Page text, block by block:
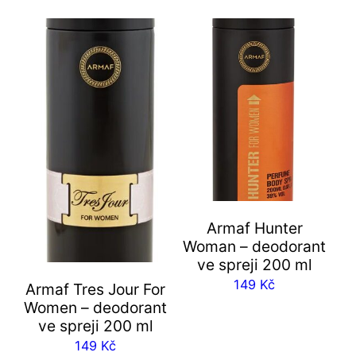
Armaf Tres Jour For
Women – deodorant
ve spreji 200 ml
149 Kč
Armaf Hunter
Woman – deodorant
ve spreji 200 ml
149 Kč